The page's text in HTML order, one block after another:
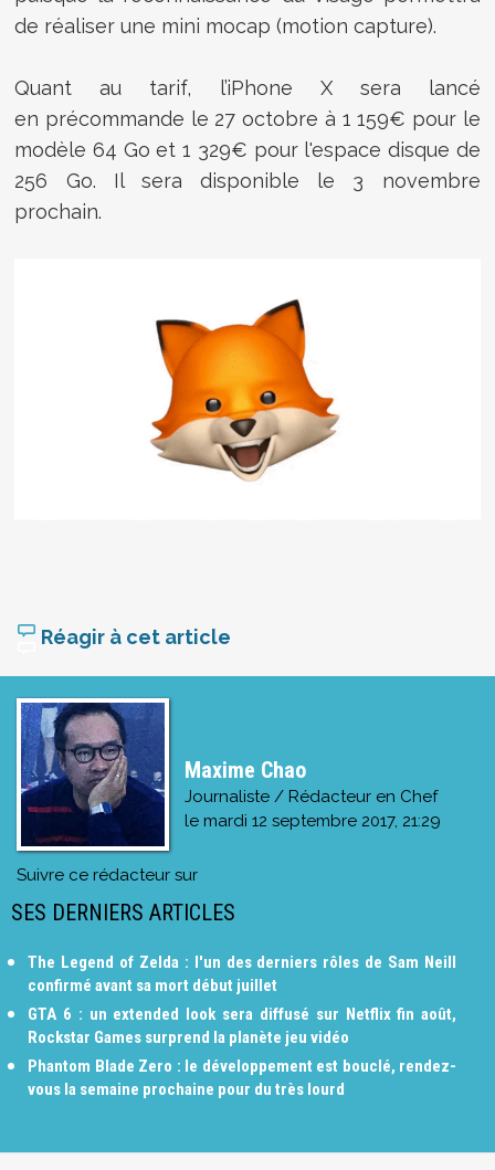
de réaliser une mini mocap (motion capture).
Quant au tarif,
l’iPhone X sera lancé
en précommande le 27 octobre à 1 159€ pour le
modèle 64 Go et 1 329€ pour l'espace disque de
256 Go. Il sera disponible le 3 novembre
prochain.
Réagir à cet article
Maxime Chao
Journaliste / Rédacteur en Chef
le mardi 12 septembre 2017, 21:29
Suivre ce rédacteur sur
SES DERNIERS ARTICLES
The Legend of Zelda : l'un des derniers rôles de Sam Neill
confirmé avant sa mort début juillet
GTA 6 : un extended look sera diffusé sur Netflix fin août,
Rockstar Games surprend la planète jeu vidéo
Phantom Blade Zero : le développement est bouclé, rendez-
vous la semaine prochaine pour du très lourd